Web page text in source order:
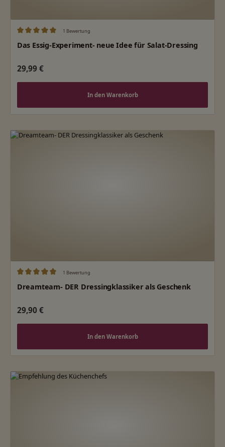
1 Bewertung
Das Essig-Experiment- neue Idee für Salat-Dressing
Regulärer Preis:
29,99 €
In den Warenkorb
1 Bewertung
Dreamteam- DER Dressingklassiker als Geschenk
Regulärer Preis:
29,90 €
In den Warenkorb